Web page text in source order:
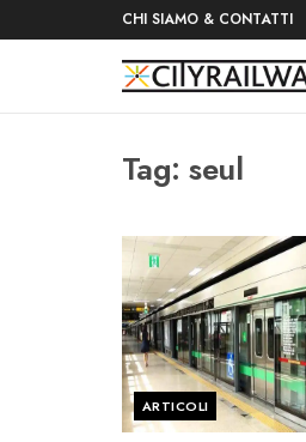
CHI SIAMO & CONTATTI
Tag:seul
ARTICOLI